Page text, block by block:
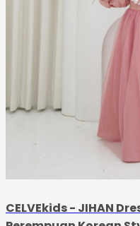
CELVEkids - JIHAN